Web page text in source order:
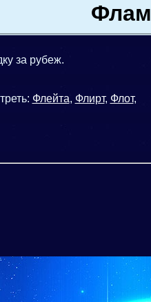
за рубеж.
Флейта, Флирт, Флот,